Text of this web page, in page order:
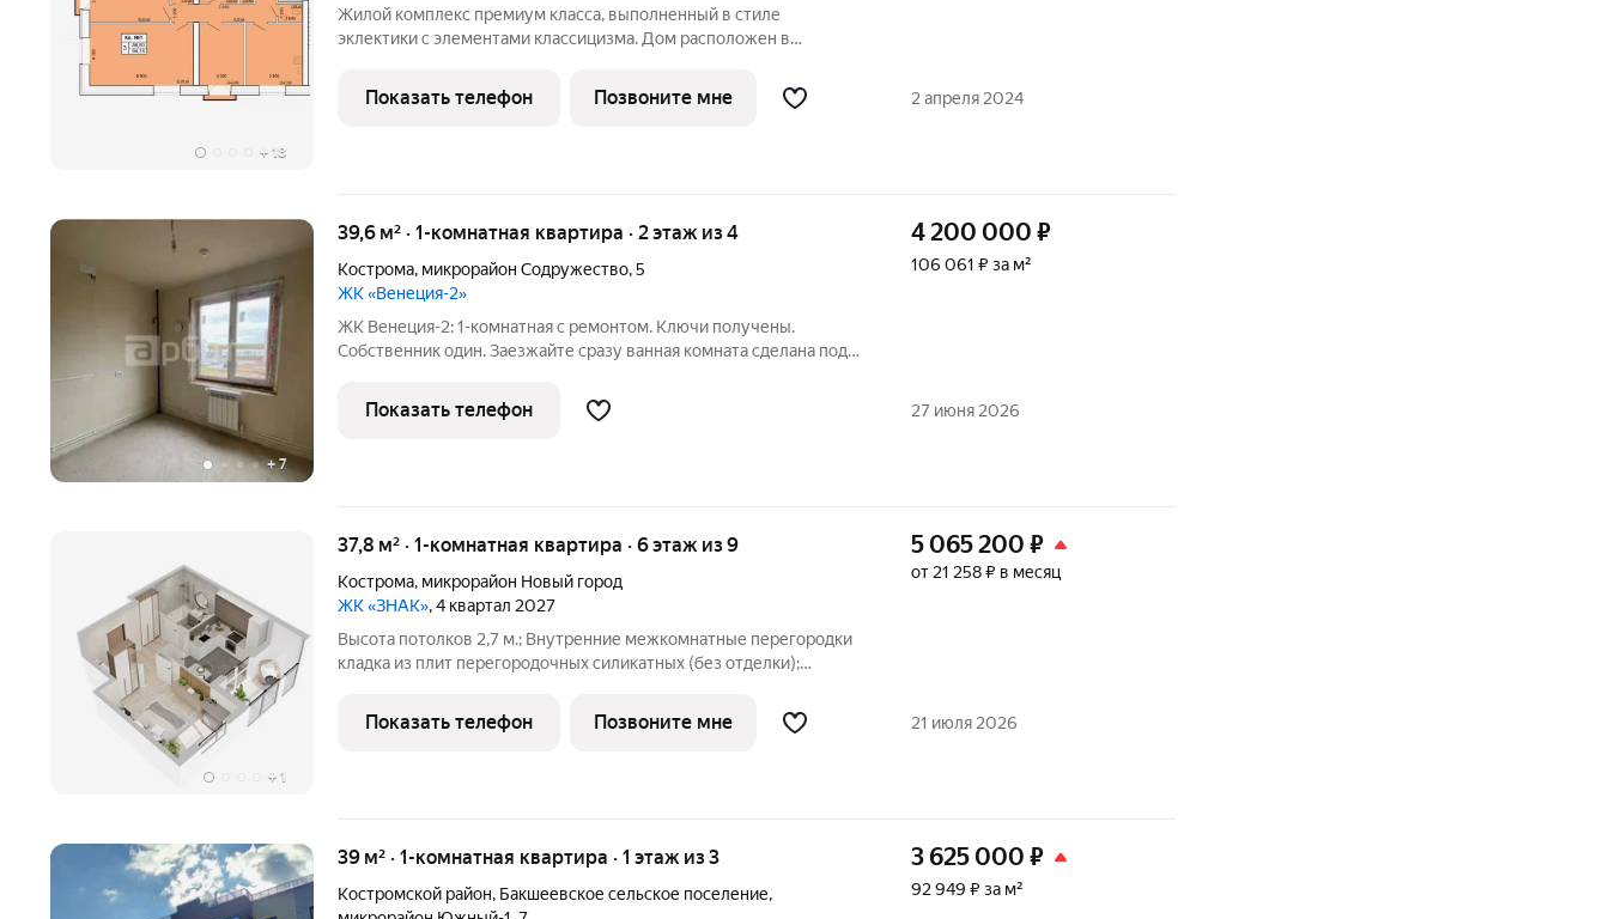
+ 18
Жилой комплекс премиум класса, выполненный в стиле
эклектики с элементами классицизма. Дом расположен в
любоваться красотой архитектурного ансамбля торговых рядов,
прекрасной набережной и другими
Показать телефон Позвоните мне 2 апреля 2024
+7
39,6 м² · 1-комнатная квартира · 2 этаж из 4
Кострома, микрорайон Содружество,5
ЖК «Венеция-2»
ЖК Венеция-2: 1-комнатная с ремонтом. Ключи получены.
Собственник один. Заезжайте сразу ванная комната сделана под
комнате частичный ремонт . Автономное отопление (АОГВ) вы
сами
4 200 000 ₽
106 061 ₽ за м²
Показать телефон 27 июня 2026
+ 1
37,8 м² · 1-комнатная квартира · 6 этаж из 9
Кострома, микрорайон Новый город
ЖК «ЗНАК», 4 квартал 2027
Высота потолков 2,7 м.; Внутренние межкомнатные перегородки
кладка из плит перегородочных силикатных (без отделки);
кирпича и поризованного керамического камня, оштукатуренные
изнутри
5 065 200 ₽
от 21 258 ₽ в месяц
Показать телефон Позвоните мне 21 июля 2026
39 м² · 1-комнатная квартира · 1 этаж из 3
Костромской район, Бакшеевское сельское поселение,
3 625 000 ₽
92 949 ₽ за м²